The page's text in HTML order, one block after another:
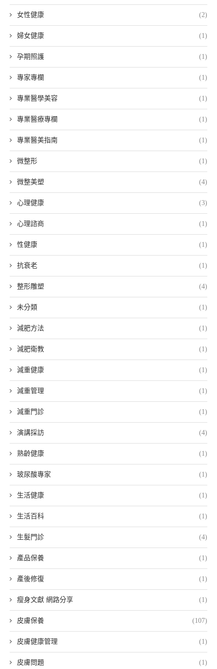
女性健康 (2)
婦女健康 (1)
孕期照護 (1)
專家專欄 (1)
專業醫學美容 (1)
專業醫療專欄 (1)
專業醫美指南 (1)
微整形 (1)
微整美塑 (4)
心理健康 (3)
心理諮商 (1)
性健康 (1)
抗衰老 (1)
整形雕塑 (4)
未分類 (1)
減肥方法 (1)
減肥衛教 (1)
減重健康 (1)
減重管理 (1)
減重門診 (1)
演講採訪 (4)
熟齡健康 (1)
玻尿酸專家 (1)
生活健康 (1)
生活百科 (1)
生髮門診 (4)
產品保養 (1)
產後修復 (1)
瘦身文獻 網路分享 (1)
皮膚保養 (107)
皮膚健康管理 (1)
皮膚問題 (1)